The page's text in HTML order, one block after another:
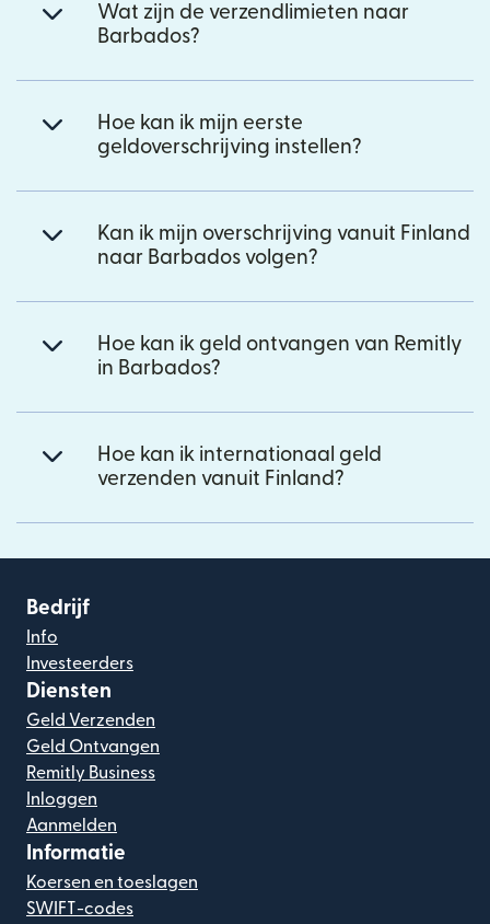
Wat zijn de verzendlimieten naar
Barbados?
Hoe kan ik mijn eerste
geldoverschrijving instellen?
Kan ik mijn overschrijving vanuit Finland
naar Barbados volgen?
Hoe kan ik geld ontvangen van Remitly
in Barbados?
Hoe kan ik internationaal geld
verzenden vanuit Finland?
Bedrijf
Info
Investeerders
Diensten
Geld Verzenden
Geld Ontvangen
Remitly Business
Inloggen
Aanmelden
Informatie
Koersen en toeslagen
SWIFT-codes